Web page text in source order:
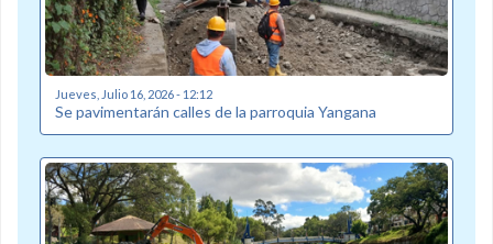
Jueves, Julio 16, 2026 - 12:12
Se pavimentarán calles de la parroquia Yangana